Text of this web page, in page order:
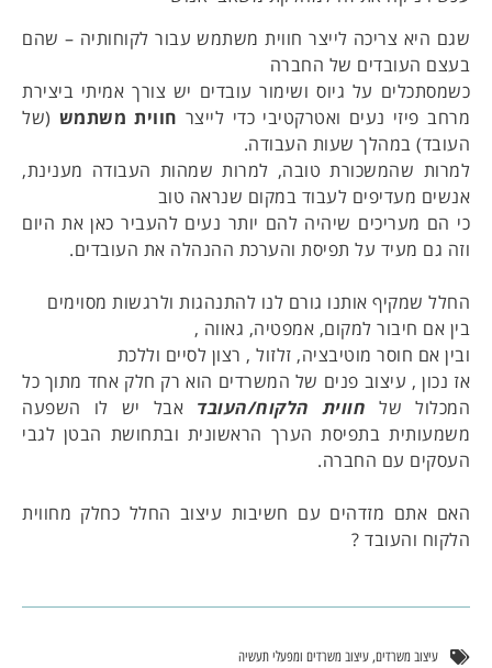
שגם היא צריכה לייצר חווית משתמש עבור לקוחותיה – שהם
בעצם העובדים של החברה
כשמסתכלים על גיוס ושימור עובדים יש צורך אמיתי ביצירת
מרחב פיזי נעים ואטרקטיבי כדי לייצר חווית משתמש (של
העובד) במהלך שעות העבודה.
למרות שהמשכורת טובה, למרות שמהות העבודה מענינת,
אנשים מעדיפים לעבוד במקום שנראה טוב
כי הם מעריכים שיהיה להם יותר נעים להעביר כאן את היום
וזה גם מעיד על תפיסת והערכת ההנהלה את העובדים.
החלל שמקיף אותנו גורם לנו להתנהגות ולרגשות מסוימים
בין אם חיבור למקום, אמפטיה, גאווה ,
ובין אם חוסר מוטיבציה, זלזול , רצון לסיים וללכת
אז נכון , עיצוב פנים של המשרדים הוא רק חלק אחד מתוך כל
המכלול של חווית הלקוח/העובד אבל יש לו השפעה
משמעותית בתפיסת הערך הראשונית ובתחושת הבטן לגבי
העסקים עם החברה.
האם אתם מזדהים עם חשיבות עיצוב החלל כחלק מחווית
הלקוח והעובד ?
עיצוב משרדים, עיצוב משרדים ומפעלי תעשיה